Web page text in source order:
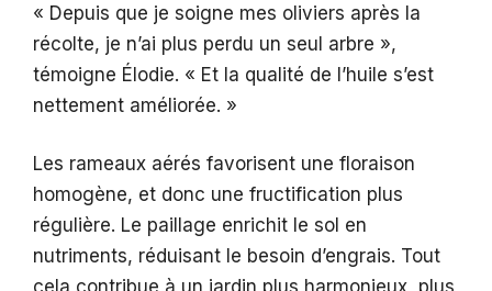
« Depuis que je soigne mes oliviers après la
récolte, je n’ai plus perdu un seul arbre »,
témoigne Élodie. « Et la qualité de l’huile s’est
nettement améliorée. »
Les rameaux aérés favorisent une floraison
homogène, et donc une fructification plus
régulière. Le paillage enrichit le sol en
nutriments, réduisant le besoin d’engrais. Tout